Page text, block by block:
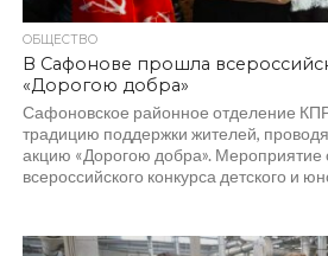
ОБЩЕСТВО
В Сафонове прошла
«Дорогою добра»
Сафоновское районное отделение
традицию поддержки жителей,
акцию «Дорогою добра». Мероприятие
всероссийского конкурса детского и